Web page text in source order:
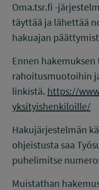
Oma.tsr.fi -
täyttää ja lähettää
hakuajan
Ennen
rahoitusmuotoihin
linkistä. https://
yksityishenkiloille/
Hakujärjestelmän
ohjeistusta saa
puhelimitse
Muistathan